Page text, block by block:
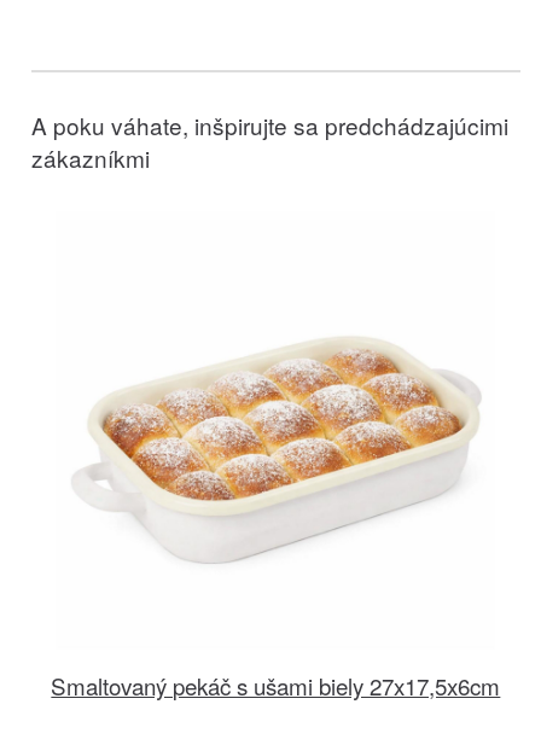
A poku váhate, inšpirujte sa predchádzajúcimi
zákazníkmi
Smaltovaný pekáč s ušami biely 27x17,5x6cm